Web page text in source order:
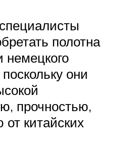
полотна
немецкого
они
прочностью,
от китайских